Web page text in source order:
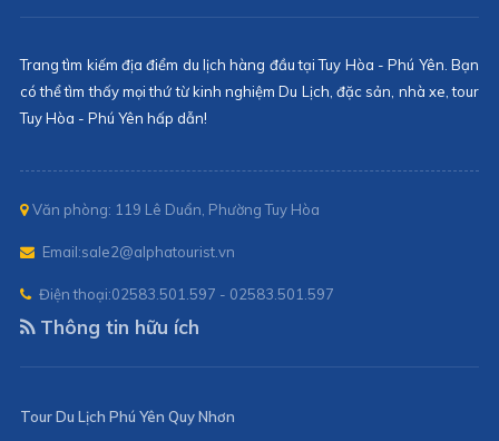
Trang tìm kiếm địa điểm du lịch hàng đầu tại Tuy Hòa - Phú Yên. Bạn
có thể tìm thấy mọi thứ từ kinh nghiệm Du Lịch, đặc sản, nhà xe, tour
Tuy Hòa - Phú Yên hấp dẫn!
Văn phòng: 119 Lê Duẩn, Phường Tuy Hòa
Email:sale2@alphatourist.vn
Điện thoại:02583.501.597 - 02583.501.597
Thông tin hữu ích
Tour Du Lịch Phú Yên Quy Nhơn